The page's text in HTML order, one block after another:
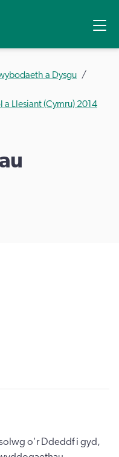
a Dysgu
Llesiant (Cymru) 2014
o'r Ddeddf i gyd,